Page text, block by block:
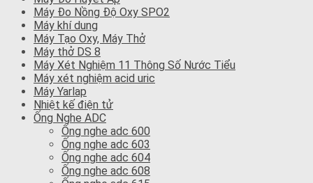
Máy Đo Nồng Độ Oxy SPO2
Máy khí dung
Máy Tạo Oxy, Máy Thở
Máy thở DS 8
Máy Xét Nghiệm 11 Thông Số Nước Tiểu
Máy xét nghiệm acid uric
Máy Yarlap
Nhiệt kế điện tử
Ống Nghe ADC
Ống nghe adc 600
Ống nghe adc 603
Ống nghe adc 604
Ống nghe adc 608